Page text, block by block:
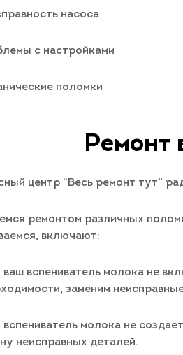
насоса
с настройками
поломки
Ремонт
центр “Весь ремонт тут”
ремонтом различных
включают:
ваш вспениватель молока не
заменим
вспениватель молока не
неисправных деталей.